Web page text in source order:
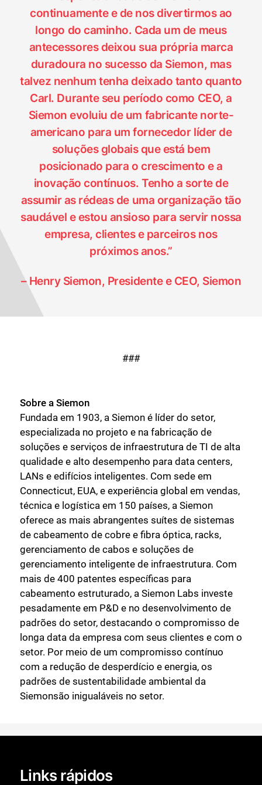
continuamente e de nos divertirmos ao
longo do caminho. Cada um de meus
antecessores deixou sua própria marca
duradoura no sucesso da Siemon, mas
talvez nenhum tenha deixado tanto quanto
Carl. Durante seu período como CEO, a
Siemon evoluiu de um fabricante norte-
americano para um fornecedor líder de
soluções globais que está bem
posicionado para o crescimento e a
inovação contínuos. Tenho a sorte de
assumir as rédeas de uma organização tão
saudável e estou ansioso para servir nossa
empresa, clientes e parceiros nos
próximos anos.”
– Henry Siemon, Presidente e CEO, Siemon
###
Sobre a Siemon
Fundada em 1903, a Siemon é líder do setor,
especializada no projeto e na fabricação de
soluções e serviços de infraestrutura de TI de alta
qualidade e alto desempenho para data centers,
LANs e edifícios inteligentes. Com sede em
Connecticut, EUA, e experiência global em vendas,
técnica e logística em 150 países, a Siemon
oferece as mais abrangentes suítes de sistemas
de cabeamento de cobre e fibra óptica, racks,
gerenciamento de cabos e soluções de
gerenciamento inteligente de infraestrutura. Com
mais de 400 patentes específicas para
cabeamento estruturado, a Siemon Labs investe
pesadamente em P&D e no desenvolvimento de
padrões do setor, destacando o compromisso de
longa data da empresa com seus clientes e com o
setor. Por meio de um compromisso contínuo
com a redução de desperdício e energia, os
padrões de sustentabilidade ambiental da
Siemonsão inigualáveis no setor.
Links rápidos
Fechar